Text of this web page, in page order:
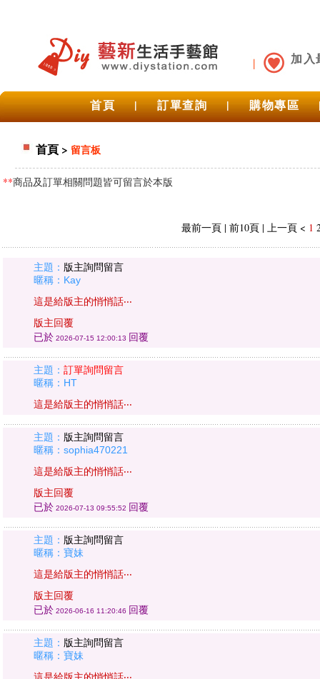
加入
首頁 | 訂單查詢 | 購物專區
首頁 > 留言板
**商品及訂單相關問題皆可留言於本版
最前一頁 | 前10頁 | 上一頁 < 1
主題： 版主詢問留言
暱稱：Kay
這是給版主的悄悄話‧‧‧
版主回覆
已於 2026-07-15 12:00:13 回覆
主題： 訂單詢問留言
暱稱：HT
這是給版主的悄悄話‧‧‧
主題： 版主詢問留言
暱稱：sophia470221
這是給版主的悄悄話‧‧‧
版主回覆
已於 2026-07-13 09:55:52 回覆
主題： 版主詢問留言
暱稱：寶妹
這是給版主的悄悄話‧‧‧
版主回覆
已於 2026-06-16 11:20:46 回覆
主題： 版主詢問留言
暱稱：寶妹